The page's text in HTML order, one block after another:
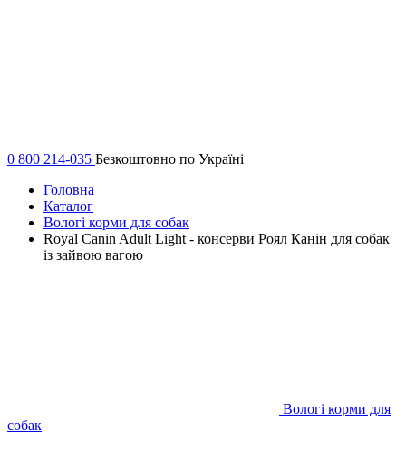
0 800 214-035 Безкоштовно по Україні
Головна
Каталог
Вологі корми для собак
Royal Canin Adult Light - консерви Роял Канін для собак
із зайвою вагою
Вологі корми для
собак